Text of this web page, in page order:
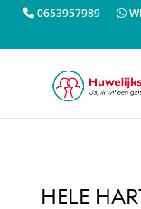
0653957989
HELE